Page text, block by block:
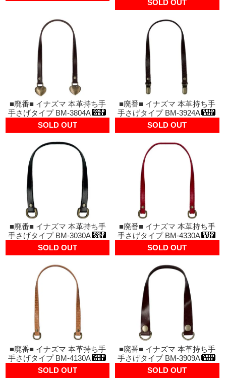
SOLD OUT
■廃番■ イナズマ 本革持ち手
手さげタイプ BM-3804A
SOLD OUT
■廃番■ イナズマ 本革持ち手
手さげタイプ BM-3924A
SOLD OUT
■廃番■ イナズマ 本革持ち手
手さげタイプ BM-3030A
SOLD OUT
■廃番■ イナズマ 本革持ち手
手さげタイプ BM-4330A
SOLD OUT
■廃番■ イナズマ 本革持ち手
手さげタイプ BM-4130A
SOLD OUT
■廃番■ イナズマ 本革持ち手
手さげタイプ BM-3909A
SOLD OUT